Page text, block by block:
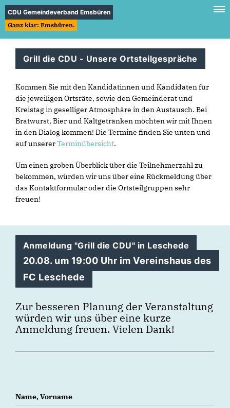
CDU Gemeindeverband Emsbüren
Ganz klar: Emsbüren.
Grill die CDU - Unsere Ortsteilgespräche
Kommen Sie mit den Kandidatinnen und Kandidaten für
die jeweiligen Ortsräte, sowie den Gemeinderat und
Kreistag in geselliger Atmosphäre in den Austausch. Bei
Bratwurst, Bier und Kaltgetränken möchten wir mit Ihnen
in den Dialog kommen! Die Termine finden Sie unten und
auf unsererTerminübersicht.
Um einen groben Überblick über die Teilnehmerzahl zu
bekommen, würden wir uns über eine Rückmeldung über
das Kontaktformular oder die Ortsteilgruppen sehr
freuen!
Anmeldung "Grill die CDU" in Leschede
20.08. um 19:00 Uhr im Vereinshaus des
FC Leschede
Zur besseren Planung der Veranstaltung
würden wir uns über eine kurze
Anmeldung freuen. Vielen Dank!
Name, Vorname